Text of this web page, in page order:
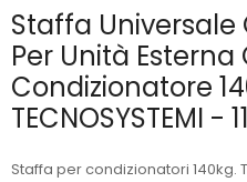
Staffa Universale
Per Unità
Condizionatore
TECNOSYSTEMI -
Staffa per condizionatori 140kg.